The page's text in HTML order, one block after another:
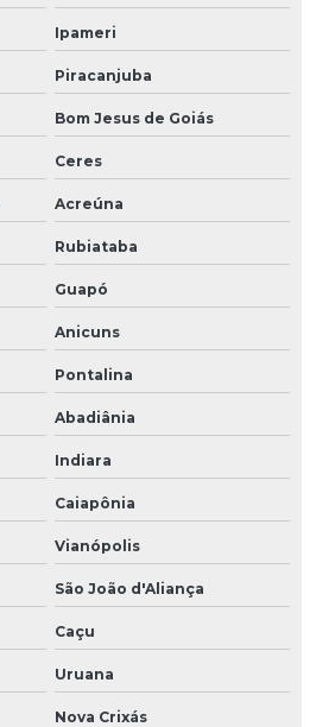
Ipameri
Piracanjuba
Bom Jesus de Goiás
Ceres
Acreúna
Rubiataba
Guapó
Anicuns
Pontalina
Abadiânia
Indiara
Caiapônia
Vianópolis
São João d'Aliança
Caçu
Uruana
Nova Crixás